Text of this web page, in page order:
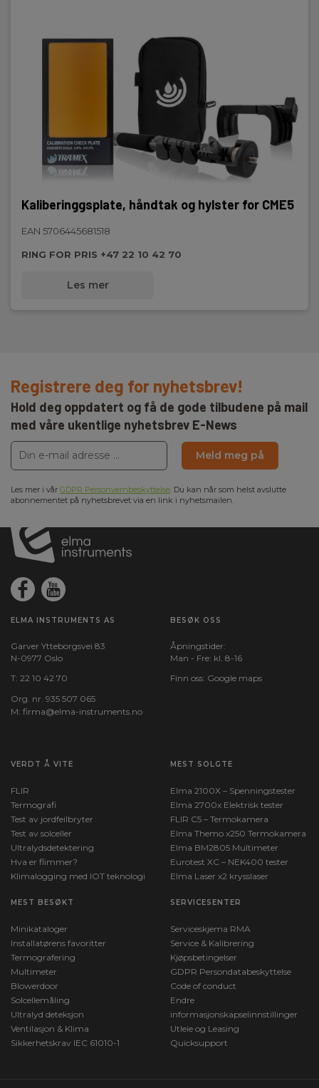
Kaliberinggsplate, håndtak og hylster for CME5
EAN 5706445681518
RING FOR PRIS +47 22 10 42 70
Les mer
Registrere deg for nyhetsbrev!
Hold deg oppdatert og få de gode tilbudene på mail
med våre ukentlige nyhetsbrev E-News
Meld meg på
Les mer i vår GDPR Personvernbeskyttelse. Du kan når som helst avslutte
abonnementet på nyhetsbrevet via en link i nyhetsmailen.
ELMA INSTRUMENTS AS
Garver Ytteborgsvei 83
N-0977 Oslo
T: 22 10 42 70
Org. nr. 935 507 065
M: firma@elma-instruments.no​
BESØK OSS
Åpningstider:
Man - Fre: kl. 8-16
Finn oss: Google maps
VERDT Å VITE
FLIR
Termografi
Test av jordfeilbryter
Test av solceller
Ultralydsdetektering
Hva er flimmer?
Klimalogging med IOT teknologi
MEST SOLGTE
Elma 2100X – Spenningstester
Elma 2700x Elektrisk tester
FLIR C5 – Termokamera
Elma Themo x250 Termokamera
Elma BM2805 Multimeter
Eurotest XC – NEK400 tester
Elma Laser x2 krysslaser
MEST BESØKT
Minikataloger
Installatørens favoritter
Termografering
Multimeter
Blowerdoor
Solcellemåling
Ultralyd deteksjon
Ventilasjon & Klima
Sikkerhetskrav IEC 61010-1
SERVICESENTER
Serviceskjema RMA
Service & Kalibrering
Kjøpsbetingelser
GDPR Persondatabeskyttelse
Code of conduct
Endre
informasjonskapselinnstillinger
Utleie og Leasing
Quicksupport